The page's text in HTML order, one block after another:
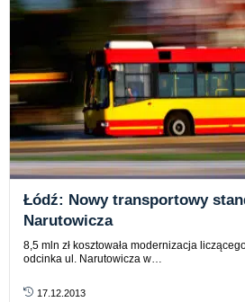
Łódź: Nowy transportowy
Narutowicza
8,5 mln zł kosztowała modernizacja
odcinka ul. Narutowicza w…
17.12.2013